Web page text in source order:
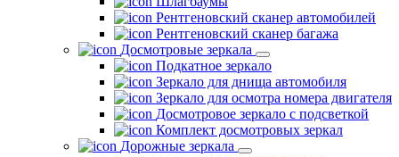
Рентгеновский сканер автомобилей
Рентгеновский сканер багажа
Досмотровые зеркала
Подкатное зеркало
Зеркало для днища автомобиля
Зеркало для осмотра номера двигателя
Досмотровое зеркало с подсветкой
Комплект досмотровых зеркал
Дорожные зеркала